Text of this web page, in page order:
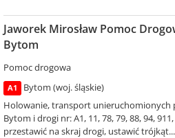
Jaworek Mirosław Pomoc
Bytom
Pomoc drogowa
A1
Bytom (woj. śląskie)
Holowanie, transport unieruchomionych
Bytom i drogi nr: A1, 11, 78, 79, 88, 94,
przestawić na skraj drogi, ustawić trójkąt...